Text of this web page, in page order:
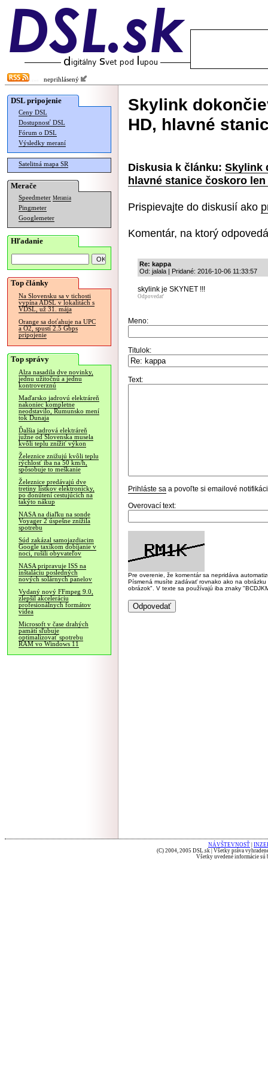
neprihlásený
DSL pripojenie
Ceny DSL
Dostupnosť DSL
Fórum o DSL
Výsledky meraní
Satelitná mapa SR
Merače
Speedmeter Merania
Pingmeter
Googlemeter
Hľadanie
Top články
Na Slovensku sa v tichosti
vypína ADSL v lokalitách s
VDSL, už 31. mája
Orange sa doťahuje na UPC
a O2, spustí 2.5 Gbps
pripojenie
Top správy
Alza nasadila dve novinky,
jednu užitočnú a jednu
kontroverznú
Maďarsko jadrovú elektráreň
nakoniec kompletne
neodstavilo, Rumunsko mení
tok Dunaja
Ďalšia jadrová elektráreň
južne od Slovenska musela
kvôli teplu znížiť výkon
Železnice znižujú kvôli teplu
rýchlosť iba na 50 km/h,
spôsobuje to meškanie
Železnice predávajú dve
tretiny lístkov elektronicky,
po donútení cestujúcich na
takýto nákup
NASA na diaľku na sonde
Voyager 2 úspešne znížila
spotrebu
Súd zakázal samojazdiacim
Google taxíkom dobíjanie v
noci, rušili obyvateľov
NASA pripravuje ISS na
inštaláciu posledných
nových solárnych panelov
Vydaný nový FFmpeg 9.0,
zlepšil akceleráciu
profesionálnych formátov
videa
Microsoft v čase drahých
pamätí sľubuje
optimalizovať spotrebu
RAM vo Windows 11
Skylink
HD, hlavné
Diskusia k článku: Skylink
hlavné stanice čoskoro len
Prispievajte do diskusií ako
Komentár, na ktorý
Re: kappa
Od: jalala | Pridané: 2016-10-06 11:33:57
skylink je SKYNET !!!
Odpovedať
Meno:
Titulok:
Text:
Prihláste sa a povoľte si emailové
Overovací text:
Pre overenie, že komentár sa nepridáva
Písmená musíte zadávať rovnako ako na
obrázok". V texte sa používajú iba znaky
NÁVŠTEVNOSŤ
(C) 2004, 2005 DSL.sk | Všetky práva
Všetky uvedené informácie sú